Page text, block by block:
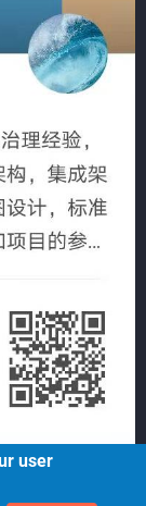
user